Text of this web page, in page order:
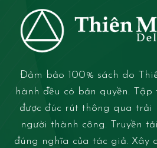
Đảm bảo 100% sách do
hành đều có bản quyền.
được đúc rút thông qua trải
người thành công. Truyền
đúng nghĩa của tác giả. Xây